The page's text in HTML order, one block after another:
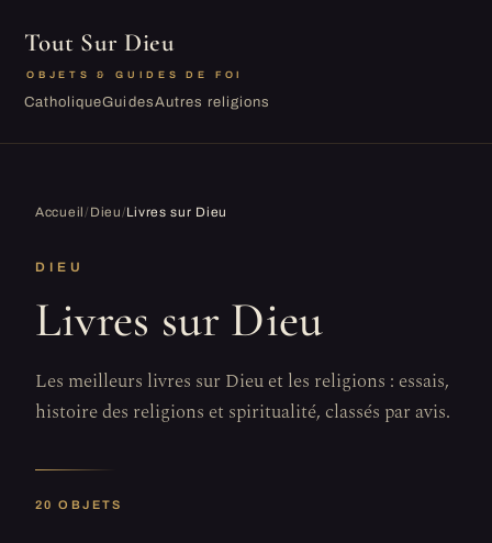
Tout Sur Dieu
OBJETS & GUIDES DE FOI
CatholiqueGuidesAutres religions
Accueil/ Dieu/Livres sur Dieu
DIEU
Livres sur Dieu
Les meilleurs livres sur Dieu et les religions : essais,
histoire des religions et spiritualité, classés par avis.
20 OBJETS